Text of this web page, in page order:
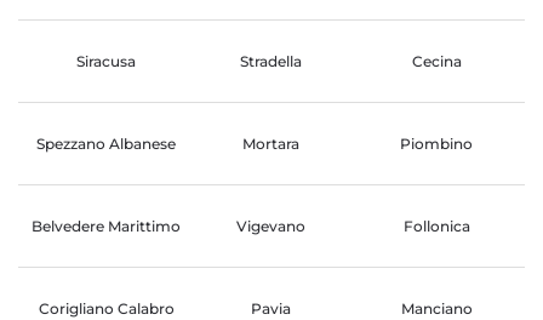
Siracusa Stradella Cecina
Spezzano Albanese Mortara Piombino
Belvedere Marittimo Vigevano Follonica
Corigliano Calabro Pavia Manciano